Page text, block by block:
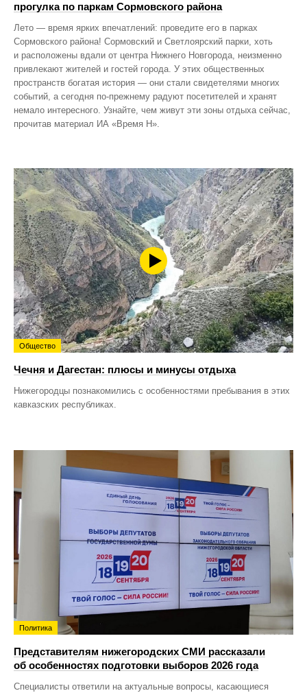
прогулка по паркам Сормовского района
Лето — время ярких впечатлений: проведите его в парках
Сормовского района! Сормовский и Светлоярский парки, хоть
и расположены вдали от центра Нижнего Новгорода, неизменно
привлекают жителей и гостей города. У этих общественных
пространств богатая история — они стали свидетелями многих
событий, а сегодня по‑прежнему радуют посетителей и хранят
немало интересного. Узнайте, чем живут эти зоны отдыха сейчас,
прочитав материал ИА «Время Н».
Общество
Чечня и Дагестан: плюсы и минусы отдыха
Нижегородцы познакомились с особенностями пребывания в этих
кавказских республиках.
Политика
Представителям нижегородских СМИ рассказали
об особенностях подготовки выборов 2026 года
Специалисты ответили на актуальные вопросы, касающиеся